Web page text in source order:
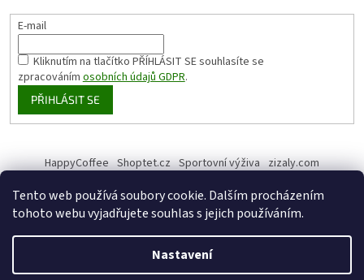
Tento web používá soubory cookie. Dalším procházením
tohoto webu vyjadřujete souhlas s jejich používáním.
Nastavení
E-mail
Kliknutím na tlačítko PŘÍHLÁSIT SEsouhlasíte se
zpracovánímosobních údajů GDPR.
PŘIHLÁSIT SE
HappyCoffee Shoptet.cz Sportovní výživa zizaly.com